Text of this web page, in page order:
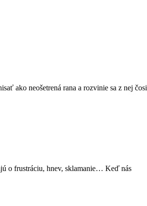
ako neošetrená rana a rozvinie sa z nej čosi
o frustráciu, hnev, sklamanie… Keď nás